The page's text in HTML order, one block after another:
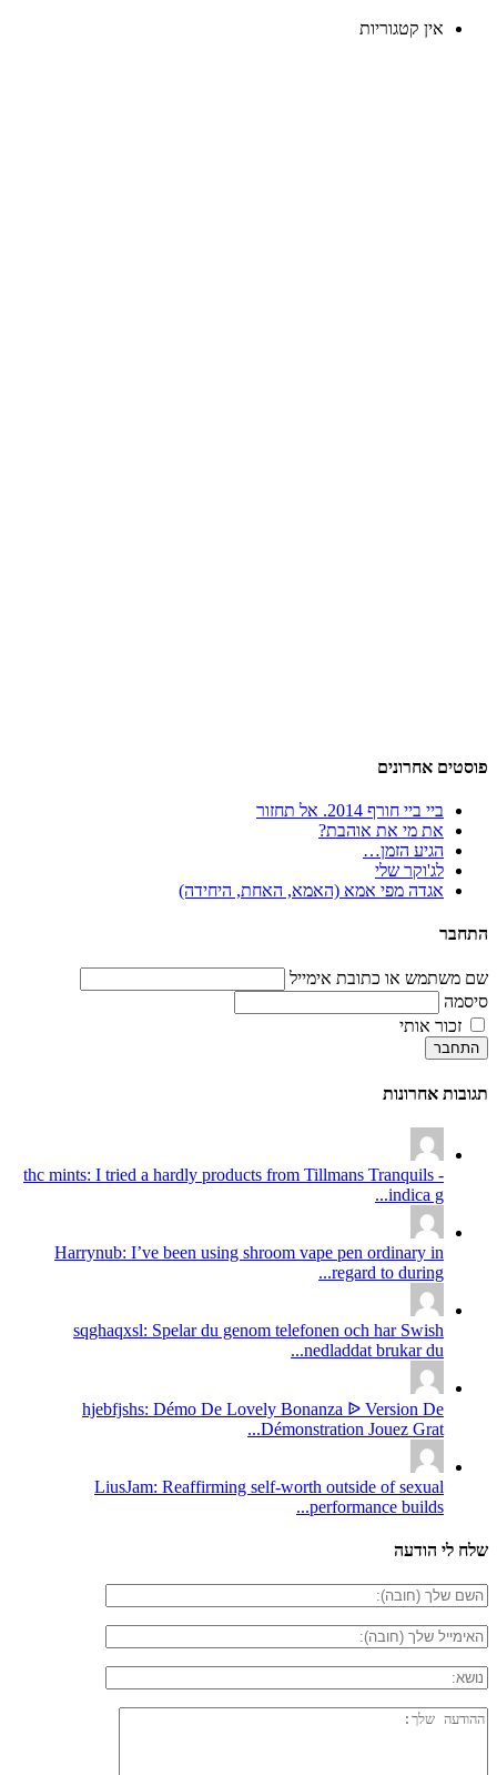
אין קטגוריות
פוסטים אחרונים
ביי ביי חורף 2014. אל תחזור
את מי את אוהבת?
הגיע הזמן…
לג'וקר שלי
אגדה מפי אמא (האמא, האחת, היחידה)
התחבר
שם משתמש או כתובת אימייל
סיסמה
זכור אותי
התחבר
תגובות אחרונות
thc mints: I tried a hardly products from Tillmans Tranquils -
indica g...
Harrynub: I’ve been using shroom vape pen ordinary in
regard to during...
sqghaqxsl: Spelar du genom telefonen och har Swish
nedladdat brukar du...
hjebfjshs: Démo De Lovely Bonanza ᐉ Version De
Démonstration Jouez Grat...
LiusJam: Reaffirming self-worth outside of sexual
performance builds...
שלח לי הודעה